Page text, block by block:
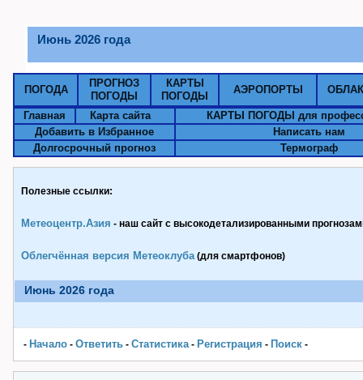
Июнь 2026 года
ПОГОДА
ПРОГНОЗ
ПОГОДЫ
КАРТЫ
ПОГОДЫ
АЭРОПОРТЫ
Главная Карта сайта
КАРТЫ ПОГОДЫ для
Добавить в Избранное
Написать нам
Долгосрочный прогноз
Термограф
Полезные ссылки:
Метеоцентр.Азия - наш сайт с высокодетализированными
Облегчённая версия Метеоклуба(для смартфонов)
Июнь 2026 года
- Начало - Ответить - Статистика- Pегистрация - Поиск -